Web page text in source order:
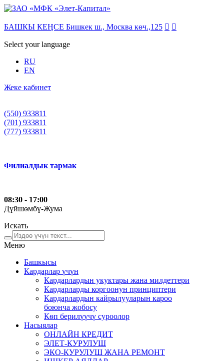
БАШКЫ КЕҢСЕ Бишкек ш., Москва кѳч.,125  
Select your language
RU
EN
Жеке кабинет
(550) 933811
(701) 933811
(777) 933811
Филиалдык тармак
08:30 - 17:00
Дүйшѳмбү-Жума
Искать
Меню
Башкысы
Кардарлар үчүн
Кардарлардын укуктары жана милдеттери
Кардарларды коргоонун принциптери
Кардарлардын кайрылууларын кароо
боюнча жобосу
Кѳп берилүүчү суроолор
Насыялар
ОНЛАЙН КРЕДИТ
ЭЛЕТ-КУРУЛУШ
ЭКО-КУРУЛУШ ЖАНА РЕМОНТ